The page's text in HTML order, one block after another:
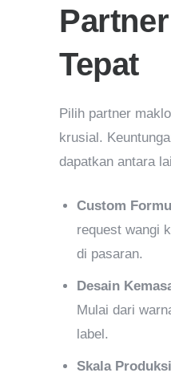
Tepat
Pilih partner
krusial.
dapatkan antara
Custom
request wangi
di pasaran.
Desain
Mulai dari
label.
Skala